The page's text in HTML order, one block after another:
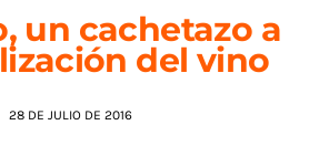
un cachetazo a
del vino
28 DE JULIO DE 2016